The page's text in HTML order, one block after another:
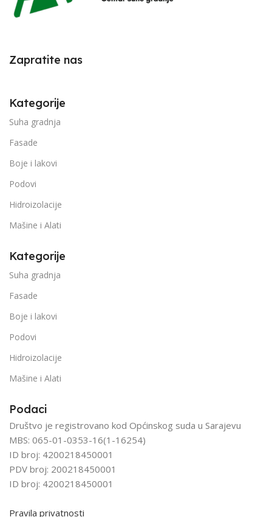
Zapratite nas
Kategorije
Suha gradnja
Fasade
Boje i lakovi
Podovi
Hidroizolacije
Mašine i Alati
Kategorije
Suha gradnja
Fasade
Boje i lakovi
Podovi
Hidroizolacije
Mašine i Alati
Podaci
Društvo je registrovano kod Općinskog suda u Sarajevu
MBS: 065-01-0353-16(1-16254)
ID broj: 4200218450001
PDV broj: 200218450001
ID broj: 4200218450001
Pravila privatnosti